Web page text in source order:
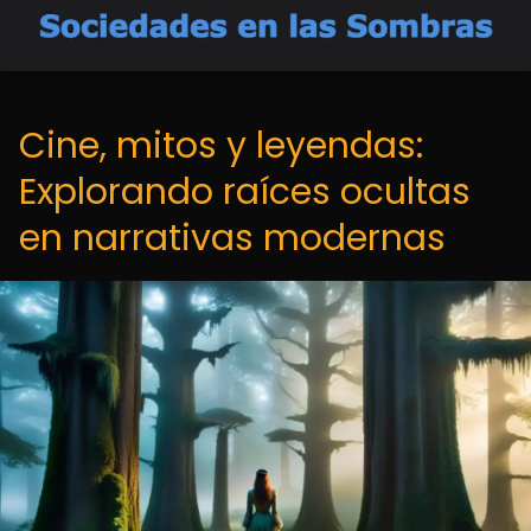
Cine, mitos y leyendas:
Explorando raíces ocultas
en narrativas modernas